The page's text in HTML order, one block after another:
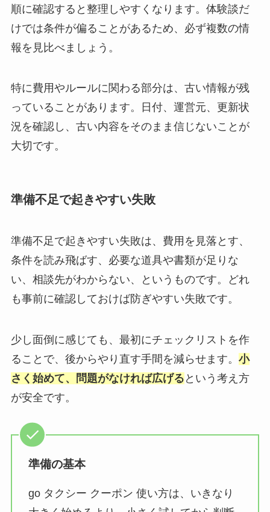
順に確認すると整理しやすくなります。体験談だ
けでは条件が偏ることがあるため、必ず複数の情
報を見比べましょう。
特に費用やルールに関わる部分は、古い情報が残
っていることがあります。日付、運営元、更新状
況を確認し、古い内容をそのまま信じないことが
大切です。
準備不足で起きやすい失敗
準備不足で起きやすい失敗は、費用を見落とす、
条件を読み飛ばす、必要な道具や書類が足りな
い、相談先がわからない、というものです。どれ
も事前に確認しておけば防ぎやすい失敗です。
少し面倒に感じても、最初にチェックリストを作
ることで、後からやり直す手間を減らせます。 小
さく始めて、問題がなければ広げる という考え方
が安全です。
準備の基本
go タクシー クーポン 使い方は、いきなり